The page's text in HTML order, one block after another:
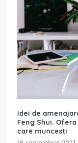
Idei de
Feng Shui.
care muncesti